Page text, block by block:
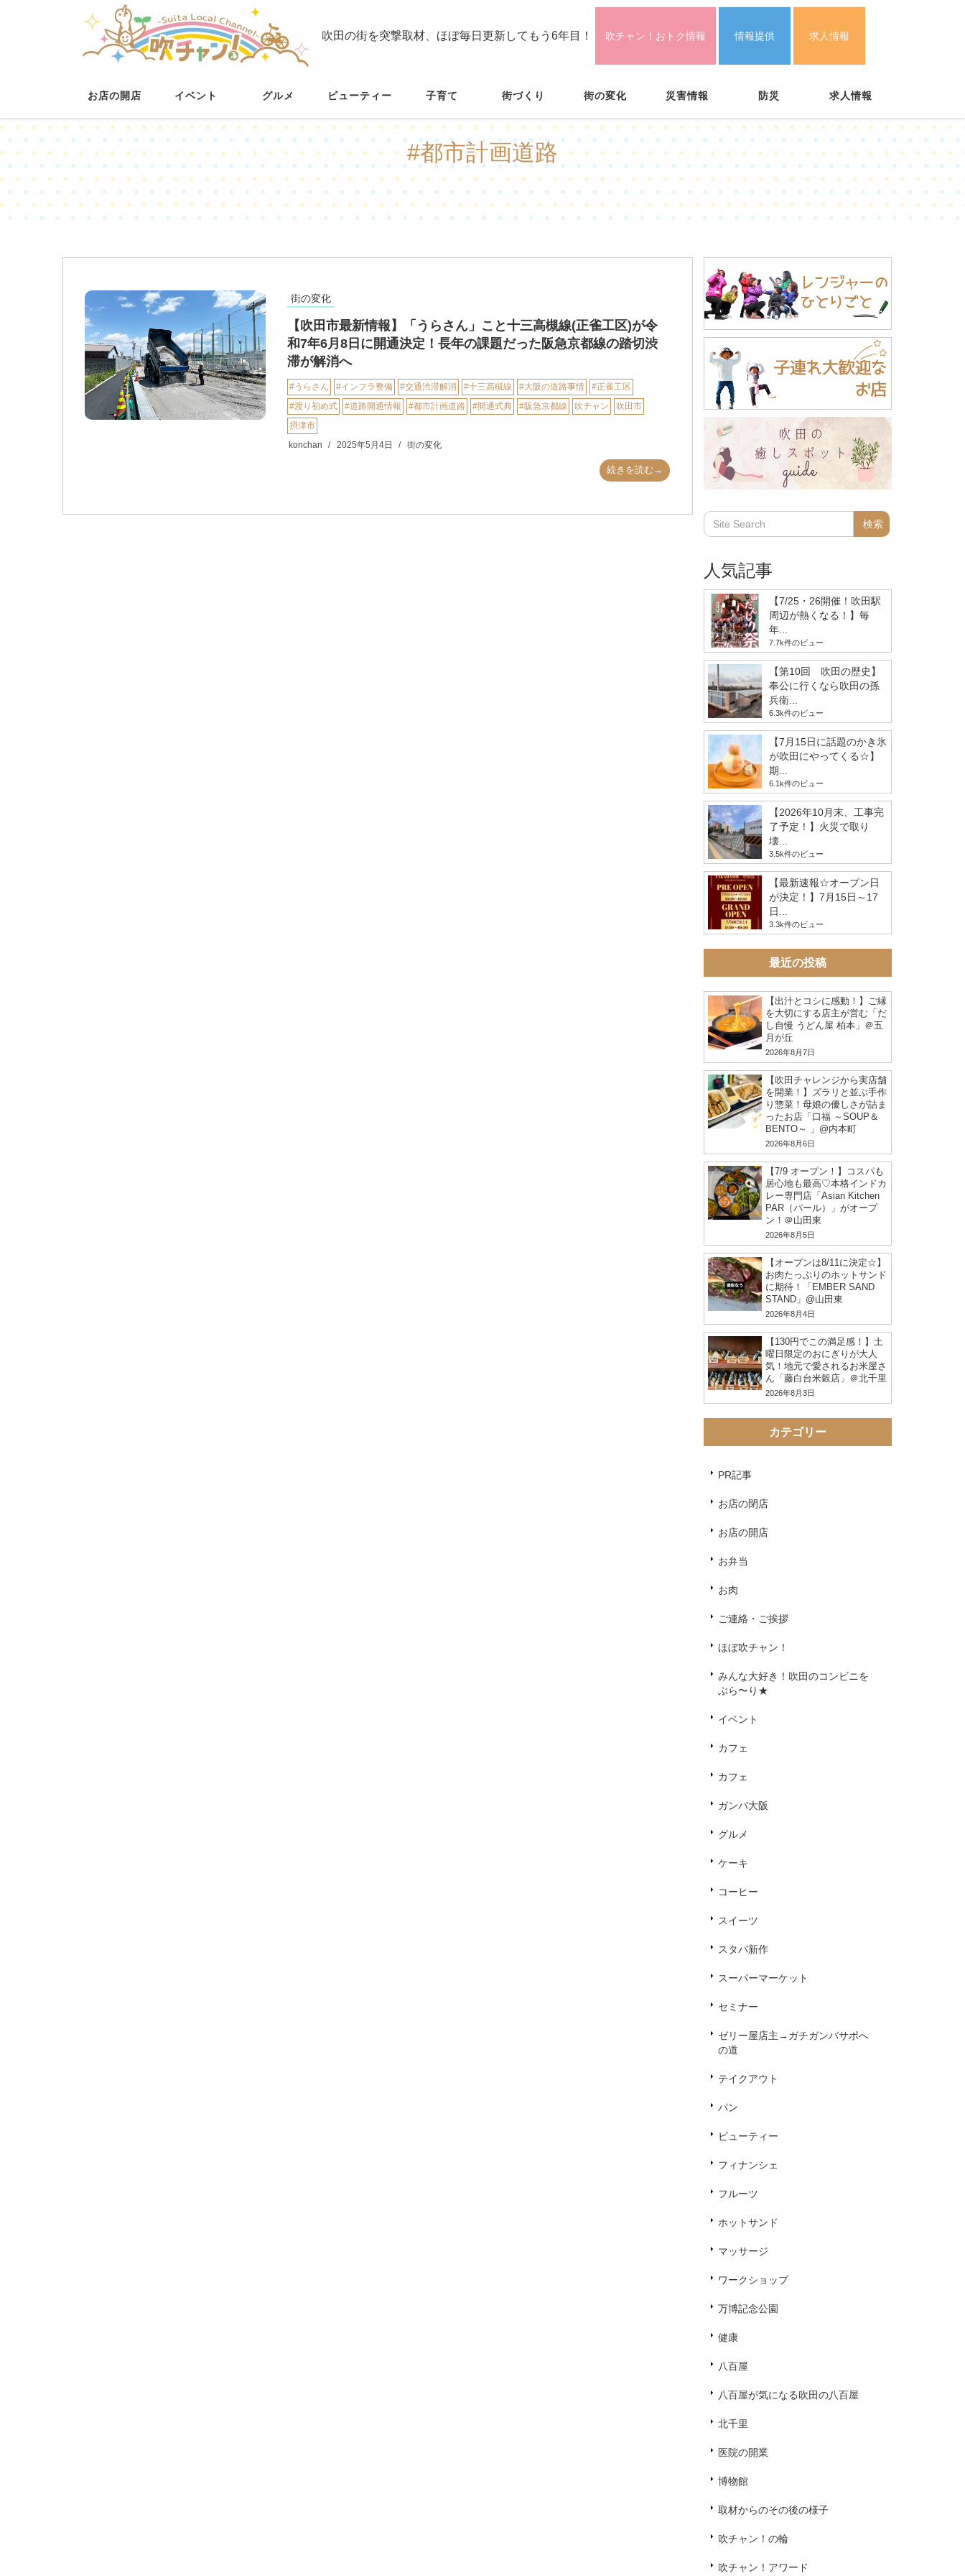
吹田の街を突撃取材、ほぼ毎日更新してもう6年目！ 吹チャン！おトク情報 情報提供 求人情報
お店の開店 イベント グルメ ビューティー 子育て 街づくり 街の変化 災害情報 防災 求人情報
#都市計画道路
街の変化
【吹田市最新情報】「うらさん」こと十三高槻線(正雀工区)が令
和7年6月8日に開通決定！長年の課題だった阪急京都線の踏切渋
滞が解消へ
#うらさん #インフラ整備 #交通渋滞解消 #十三高槻線 #大阪の道路事情
#正雀工区
#渡り初め式
#道路開通情報 #都市計画道路 #開通式典 #阪急京都線 吹チャン
吹田市
摂津市
konchan
2025年5月4日 街の変化
続きを読む→
人気記事
【7/25・26開催！吹田駅
周辺が熱くなる！】毎
年...
7.7k件のビュー
【第10回 吹田の歴史】
奉公に行くなら吹田の孫
兵衛...
6.3k件のビュー
【7月15日に話題のかき氷
が吹田にやってくる☆】
期...
6.1k件のビュー
【2026年10月末、工事完
了予定！】火災で取り
壊...
3.5k件のビュー
【最新速報☆オープン日
が決定！】7月15日～17
日...
3.3k件のビュー
最近の投稿
【出汁とコシに感動！】ご縁
を大切にする店主が営む「だ
し自慢 うどん屋 柏本」＠五
月が丘
2026年8月7日
【吹田チャレンジから実店舗
を開業！】ズラリと並ぶ手作
り惣菜！母娘の優しさが詰ま
ったお店「口福 ～SOUP＆
BENTO～ 」@内本町
2026年8月6日
【7/9 オープン！】コスパも
居心地も最高♡本格インドカ
レー専門店「Asian Kitchen
PAR（パール）」がオープ
ン！＠山田東
2026年8月5日
【オープンは8/11に決定☆】
お肉たっぷりのホットサンド
に期待！「EMBER SAND
STAND」@山田東
2026年8月4日
【130円でこの満足感！】土
曜日限定のおにぎりが大人
気！地元で愛されるお米屋さ
ん「藤白台米穀店」＠北千里
2026年8月3日
カテゴリー
PR記事
お店の閉店
お店の開店
お弁当
お肉
ご連絡・ご挨拶
ほぼ吹チャン！
みんな大好き！吹田のコンビニを
ぶら〜り★
イベント
カフェ
カフェ
ガンバ大阪
グルメ
ケーキ
コーヒー
スイーツ
スタバ新作
スーパーマーケット
セミナー
ゼリー屋店主→ガチガンバサポへ
の道
テイクアウト
パン
ビューティー
フィナンシェ
フルーツ
ホットサンド
マッサージ
ワークショップ
万博記念公園
健康
八百屋
八百屋が気になる吹田の八百屋
北千里
医院の開業
博物館
取材からのその後の様子
吹チャン！の輪
吹チャン！アワード